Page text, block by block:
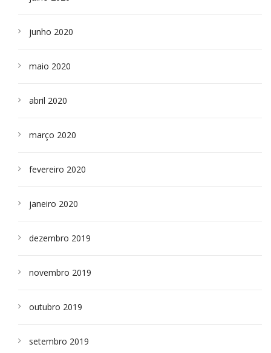
junho 2020
maio 2020
abril 2020
março 2020
fevereiro 2020
janeiro 2020
dezembro 2019
novembro 2019
outubro 2019
setembro 2019